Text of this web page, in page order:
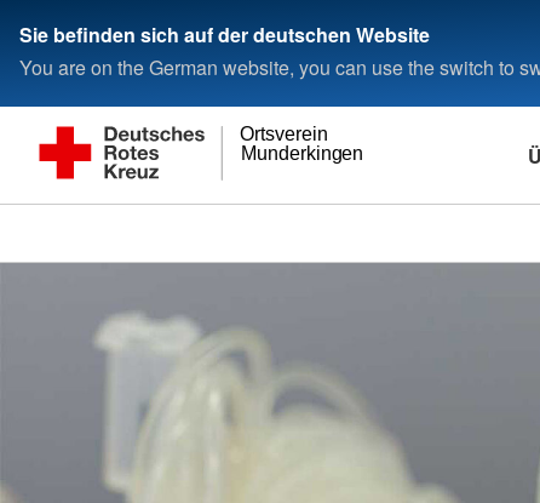
Sie befinden sich auf der deutschen Website
You are on the German website, you can use the switch to
Munderkingen
Ortsverein